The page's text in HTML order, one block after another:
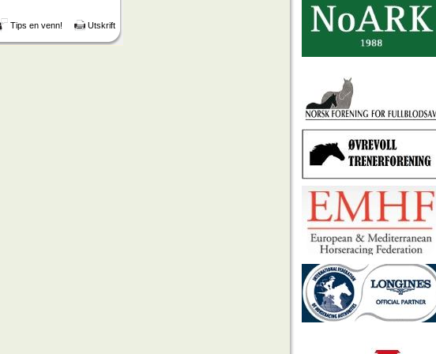
Tips en venn! Utskrift